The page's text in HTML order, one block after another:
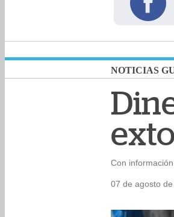
NOTICIAS
Con
07 de agosto